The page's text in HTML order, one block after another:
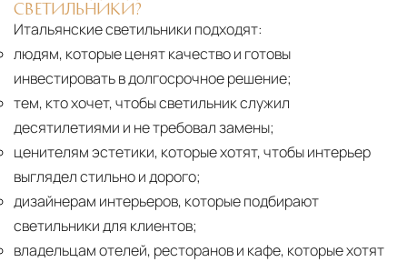
СВЕТИЛЬНИКИ?
Итальянские светильники подходят:
людям, которые ценят качество и готовы
инвестировать в долгосрочное решение;
тем, кто хочет, чтобы светильник служил
десятилетиями и не требовал замены;
ценителям эстетики, которые хотят, чтобы интерьер
выглядел стильно и дорого;
дизайнерам интерьеров, которые подбирают
светильники для клиентов;
владельцам отелей, ресторанов и кафе, которые хотят